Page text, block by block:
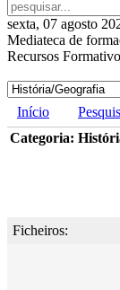
sexta, 07 agosto
Mediateca de
Recursos
Início
Categoria:
Ficheiros: